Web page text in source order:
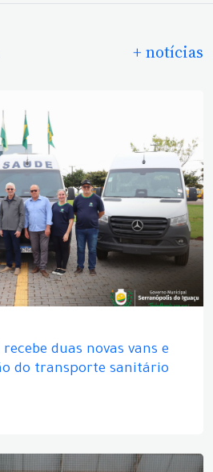
+ notícias
duas novas vans e
do transporte sanitário